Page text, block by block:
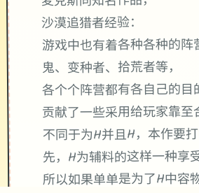
沙漠追猎者经验：
游戏中也有着各种各种的阵
鬼、变种者、拾荒者等，
各个个阵营都有各自己的目
贡献了一些采用给玩家靠至
不同于为H并且H，本作要
先，H为辅料的这样一种享受
所以如果单单是为了H中容